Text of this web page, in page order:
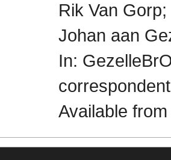
Rik Van
Johan aan
In:
Available